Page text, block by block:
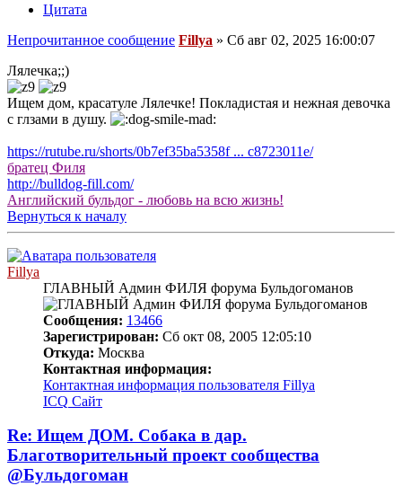
Цитата
Непрочитанное сообщение Fillya » Сб авг 02, 2025 16:00:07
Лялечка;;)
Ищем дом, красатуле Лялечке! Покладистая и нежная девочка
с глзами в душу.
https://rutube.ru/shorts/0b7ef35ba5358f ... c8723011e/
братец Филя
http://bulldog-fill.com/
Английский бульдог - любовь на всю жизнь!
Вернуться к началу
Fillya
ГЛАВНЫЙ Админ ФИЛЯ форума Бульдогоманов
Сообщения: 13466
Зарегистрирован: Сб окт 08, 2005 12:05:10
Откуда: Москва
Контактная информация:
Контактная информация пользователя Fillya
ICQ Сайт
Re: Ищем ДОМ. Собака в дар.
Благотворительный проект сообщества
@Бульдогоман